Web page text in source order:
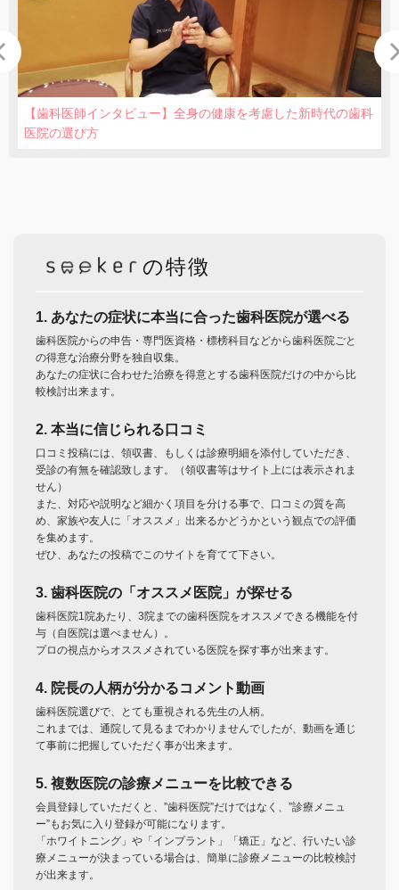
【歯科医師インタビュー】全身の健康を考慮した新時代の歯科
医院の選び方
の特徴
1. あなたの症状に本当に合った歯科医院が選べる
歯科医院からの申告・専門医資格・標榜科目などから歯科医院ごと
の得意な治療分野を独自収集。
あなたの症状に合わせた治療を得意とする歯科医院だけの中から比
較検討出来ます。
2. 本当に信じられる口コミ
口コミ投稿には、領収書、もしくは診療明細を添付していただき、
受診の有無を確認致します。（領収書等はサイト上には表示されま
せん）
また、対応や説明など細かく項目を分ける事で、口コミの質を高
め、家族や友人に「オススメ」出来るかどうかという観点での評価
を集めます。
ぜひ、あなたの投稿でこのサイトを育てて下さい。
3. 歯科医院の「オススメ医院」が探せる
歯科医院1院あたり、3院までの歯科医院をオススメできる機能を付
与（自医院は選べません）。
プロの視点からオススメされている医院を探す事が出来ます。
4. 院長の人柄が分かるコメント動画
歯科医院選びで、とても重視される先生の人柄。
これまでは、通院して見るまでわかりませんでしたが、動画を通じ
て事前に把握していただく事が出来ます。
5. 複数医院の診療メニューを比較できる
会員登録していただくと、”歯科医院”だけではなく、”診療メニュ
ー”もお気に入り登録が可能になります。
「ホワイトニング」や「インプラント」「矯正」など、行いたい診
療メニューが決まっている場合は、簡単に診療メニューの比較検討
が出来ます。